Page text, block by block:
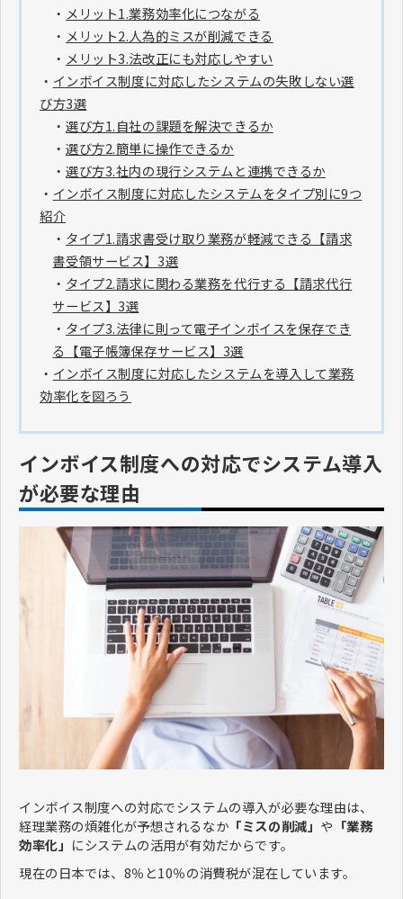
・ メリット1.業務効率化につながる
・ メリット2.人為的ミスが削減できる
・ メリット3.法改正にも対応しやすい
・ インボイス制度に対応したシステムの失敗しない選
び方3選
・ 選び方1.自社の課題を解決できるか
・ 選び方2.簡単に操作できるか
・ 選び方3.社内の現行システムと連携できるか
・ インボイス制度に対応したシステムをタイプ別に9つ
紹介
・ タイプ1.請求書受け取り業務が軽減できる【請求
書受領サービス】3選
・ タイプ2.請求に関わる業務を代行する【請求代行
サービス】3選
・ タイプ3.法律に則って電子インボイスを保存でき
る【電子帳簿保存サービス】3選
・ インボイス制度に対応したシステムを導入して業務
効率化を図ろう
インボイス制度への対応でシステム導入
が必要な理由
インボイス制度への対応でシステムの導入が必要な理由は、
経理業務の煩雑化が予想されるなか 「ミスの削減」 や 「業務
効率化」 にシステムの活用が有効だからです。
現在の日本では、8％と10％の消費税が混在しています。